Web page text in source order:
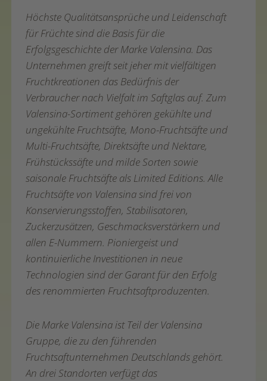
Höchste Qualitätsansprüche und Leidenschaft
für Früchte sind die Basis für die
Erfolgsgeschichte der Marke Valensina. Das
Unternehmen greift seit jeher mit vielfältigen
Fruchtkreationen das Bedürfnis der
Verbraucher nach Vielfalt im Saftglas auf. Zum
Valensina-Sortiment gehören gekühlte und
ungekühlte Fruchtsäfte, Mono-Fruchtsäfte und
Multi-Fruchtsäfte, Direktsäfte und Nektare,
Frühstückssäfte und milde Sorten sowie
saisonale Fruchtsäfte als Limited Editions. Alle
Fruchtsäfte von Valensina sind frei von
Konservierungsstoffen, Stabilisatoren,
Zuckerzusätzen, Geschmacksverstärkern und
allen E-Nummern. Pioniergeist und
kontinuierliche Investitionen in neue
Technologien sind der Garant für den Erfolg
des renommierten Fruchtsaftproduzenten.
Die Marke Valensina ist Teil der Valensina
Gruppe, die zu den führenden
Fruchtsaftunternehmen Deutschlands gehört.
An drei Standorten verfügt das